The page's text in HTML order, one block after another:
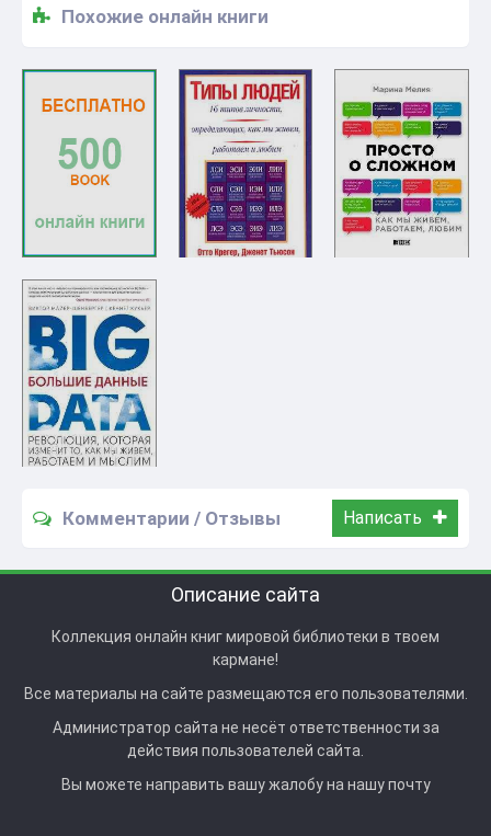
Похожие онлайн книги
Комментарии / Отзывы Написать
Описание сайта
Коллекция онлайн книг мировой библиотеки в твоем
кармане!
Все материалы на сайте размещаются его пользователями.
Администратор сайта не несёт ответственности за
действия пользователей сайта.
Вы можете направить вашу жалобу на нашу почту